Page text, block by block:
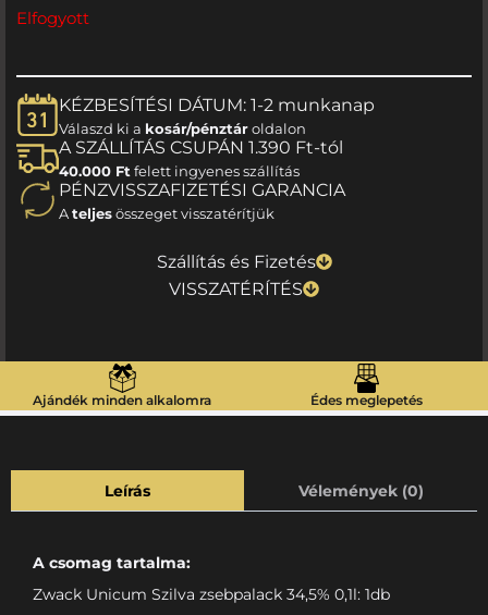
Elfogyott
KÉZBESÍTÉSI DÁTUM: 1-2 munkanap
Válaszd ki a kosár/pénztároldalon
A SZÁLLÍTÁS CSUPÁN 1.390 Ft-tól
40.000 Ft felett ingyenes szállítás
PÉNZVISSZAFIZETÉSI GARANCIA
Ateljesösszeget visszatérítjük
Szállítás és Fizetés
VISSZATÉRÍTÉS
Ajándék minden alkalomra Édes meglepetés
Leírás Vélemények (0)
A csomag tartalma:
Zwack Unicum Szilva zsebpalack 34,5% 0,1l: 1db